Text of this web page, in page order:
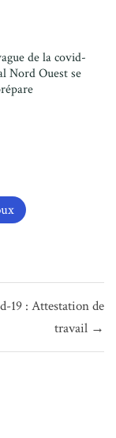
de la covid-
Nord Ouest se
19 : Attestation de
travail →